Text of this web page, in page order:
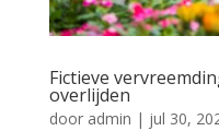
Fictieve
overlijden
door admin | jul 30,